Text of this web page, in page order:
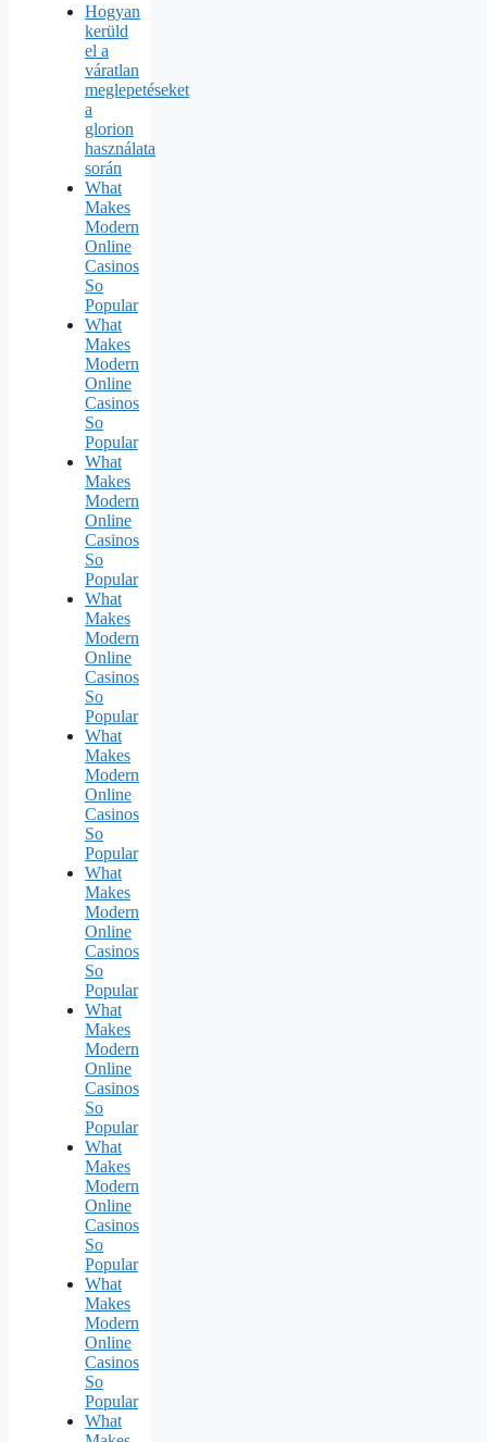
Hogyan
kerüld
el a
váratlan
meglepetéseket
a
glorion
használata
során
What
Makes
Modern
Online
Casinos
So
Popular
What
Makes
Modern
Online
Casinos
So
Popular
What
Makes
Modern
Online
Casinos
So
Popular
What
Makes
Modern
Online
Casinos
So
Popular
What
Makes
Modern
Online
Casinos
So
Popular
What
Makes
Modern
Online
Casinos
So
Popular
What
Makes
Modern
Online
Casinos
So
Popular
What
Makes
Modern
Online
Casinos
So
Popular
What
Makes
Modern
Online
Casinos
So
Popular
What